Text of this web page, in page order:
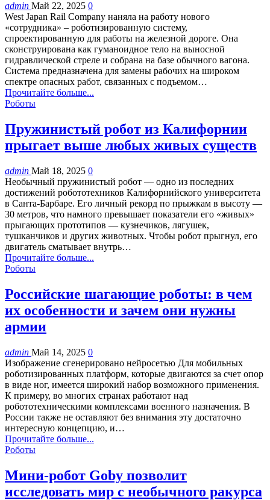
admin Май 22, 2025 0
West Japan Rail Company наняла на работу нового
«сотрудника» – роботизированную систему,
спроектированную для работы на железной дороге. Она
сконструирована как гуманоидное тело на выносной
гидравлической стреле и собрана на базе обычного вагона.
Система предназначена для замены рабочих на широком
спектре опасных работ, связанных с подъемом…
Прочитайте больше...
Роботы
Пружинистый робот из Калифорнии
прыгает выше любых живых существ
admin Май 18, 2025 0
Необычный пружинистый робот — одно из последних
достижений робототехников Калифорнийского университета
в Санта-Барбаре. Его личный рекорд по прыжкам в высоту —
30 метров, что намного превышает показатели его «живых»
прыгающих прототипов — кузнечиков, лягушек,
тушканчиков и других животных. Чтобы робот прыгнул, его
двигатель сматывает внутрь…
Прочитайте больше...
Роботы
Российские шагающие роботы: в чем
их особенности и зачем они нужны
армии
admin Май 14, 2025 0
Изображение сгенерировано нейросетью Для мобильных
роботизированных платформ, которые двигаются за счет опор
в виде ног, имеется широкий набор возможного применения.
К примеру, во многих странах работают над
робототехническими комплексами военного назначения. В
России также не оставляют без внимания эту достаточно
интересную концепцию, и…
Прочитайте больше...
Роботы
Мини-робот Goby позволит
исследовать мир с необычного ракурса